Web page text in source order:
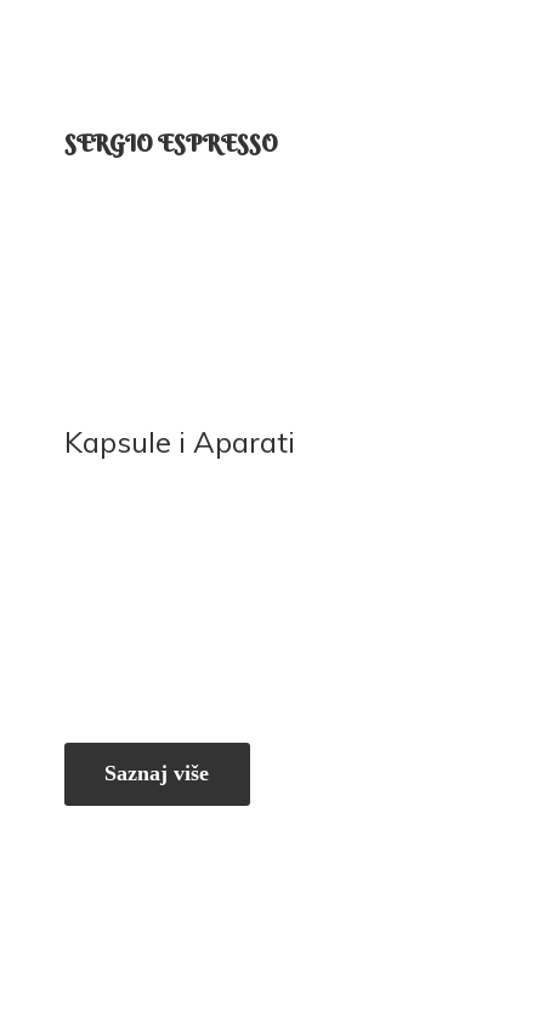
SERGIO ESPRESSO
Kapsule i Aparati
Saznaj više